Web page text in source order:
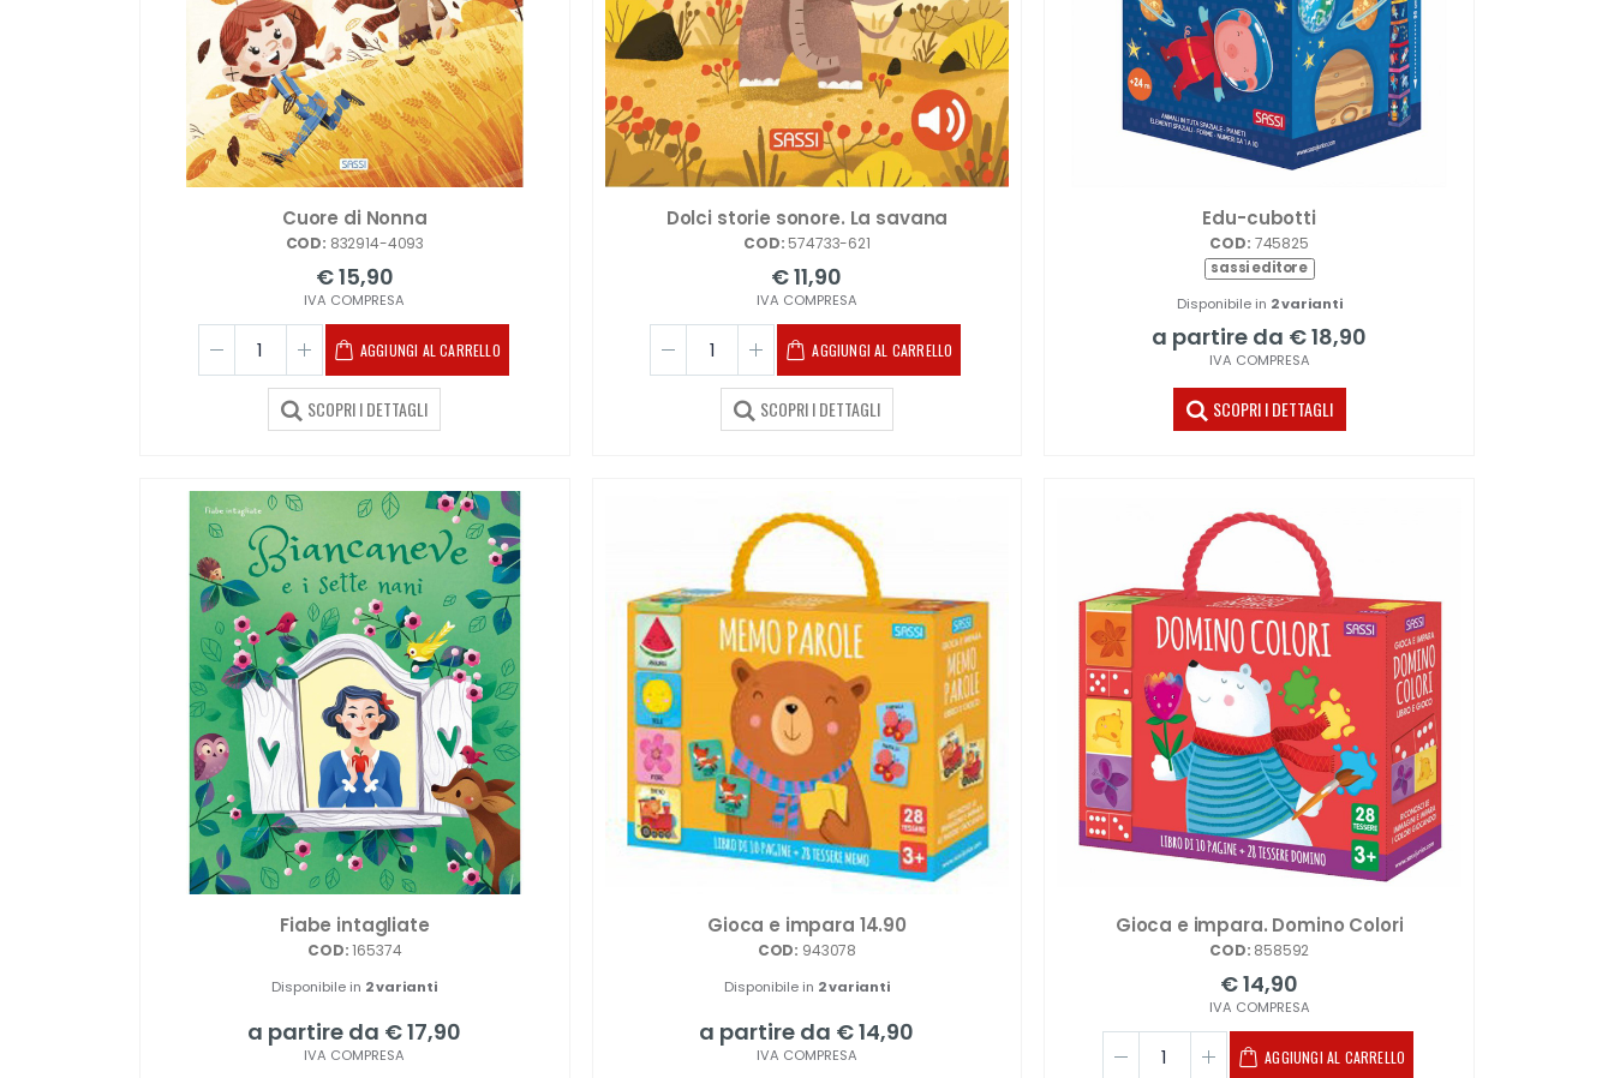
Cuore di Nonna
COD: 832914-4093
€ 15,90
IVA COMPRESA
AGGIUNGI AL CARRELLO
SCOPRI I DETTAGLI
Dolci storie sonore. La savana
COD: 574733-621
€ 11,90
IVA COMPRESA
AGGIUNGI AL CARRELLO
SCOPRI I DETTAGLI
Edu-cubotti
COD: 745825
sassi editore
Disponibile in 2 varianti
a partire da € 18,90
IVA COMPRESA
SCOPRI I DETTAGLI
Fiabe intagliate
COD:165374
Disponibile in 2 varianti
a partire da € 17,90
IVA COMPRESA
Gioca e impara 14.90
COD: 943078
Disponibile in 2 varianti
a partire da € 14,90
IVA COMPRESA
Gioca e impara. Domino Colori
COD: 858592
€ 14,90
IVA COMPRESA
AGGIUNGI AL CARRELLO